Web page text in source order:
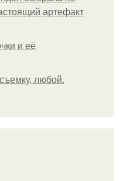
артефакт
и её
любой.